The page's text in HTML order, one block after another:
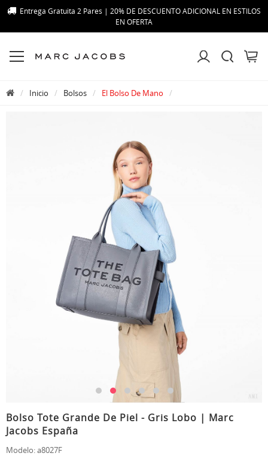
Entrega Gratuita 2 Pares | 20% DE DESCUENTO ADICIONAL EN ESTILOS
EN OFERTA
Inicio Bolsos El Bolso De Mano
Bolso Tote Grande De Piel - Gris Lobo | Marc
Jacobs España
Modelo:a8027F